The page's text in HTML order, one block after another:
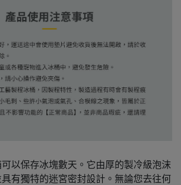
以保存冰塊數天。它由厚的製冷級泡沫
有獨特的迷宮密封設計。無論您去往何